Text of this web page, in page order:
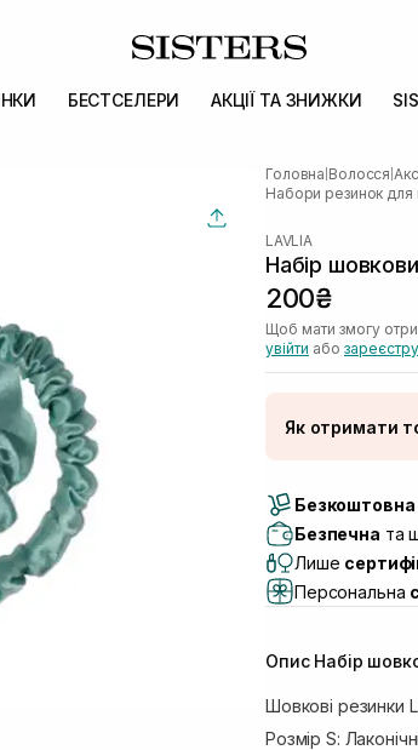
БЕСТСЕЛЕРИ АКЦІЇ ТА ЗНИЖКИ
Головна Волосся
Набори резинок для
LAVLIA
Набір
200₴
Щоб мати змогу
увійти або
Як отримати
Самовивіз
Самовивіз
(Duck’s Lake)
Самовивіз
Самовивіз
Самовивіз
Безкоштовна
Безпечна та
Лише
Персональна
Опис Набір
Шовкові резинки
Розмір S: